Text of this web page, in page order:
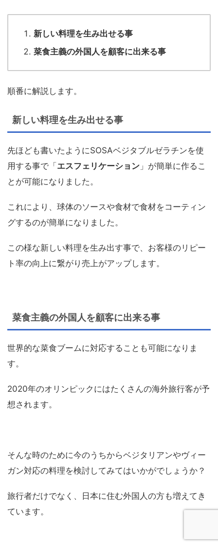
新しい料理を生み出せる事
菜食主義の外国人を顧客に出来る事
順番に解説します。
新しい料理を生み出せる事
先ほども書いたようにSOSAベジタブルゼラチンを使
用する事で「 エスフェリケーション 」が簡単に作るこ
とが可能になりました。
これにより、球体のソースや食材で食材をコーティン
グするのが簡単になりました。
この様な新しい料理を生み出す事で、お客様のリピー
ト率の向上に繋がり売上がアップします。
菜食主義の外国人を顧客に出来る事
世界的な菜食ブームに対応することも可能になりま
す。
2020年のオリンピックにはたくさんの海外旅行客が予
想されます。
そんな時のために今のうちからベジタリアンやヴィー
ガン対応の料理を検討してみてはいかがでしょうか？
旅行者だけでなく、日本に住む外国人の方も増えてき
ています。